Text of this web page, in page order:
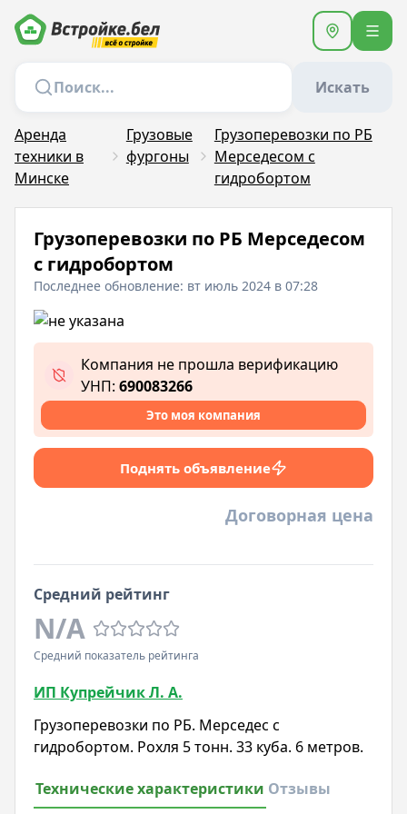
Искать
Аренда
техники в
Минске
Грузовые
фургоны
Грузоперевозки по РБ
Мерседесом с
гидробортом
Грузоперевозки по РБ Мерседесом
с гидробортом
Последнее обновление: вт июль 2024 в 07:28
ИП Купрейчик Л. А.
Грузоперевозки по РБ. Мерседес с
гидробортом. Рохля 5 тонн. 33 куба. 6 метров.
Технические характеристики Отзывы
Компания не прошла верификацию
УНП: 690083266
Это моя компания
Поднять объявление
Договорная цена
Средний рейтинг
N/A
Средний показатель рейтинга